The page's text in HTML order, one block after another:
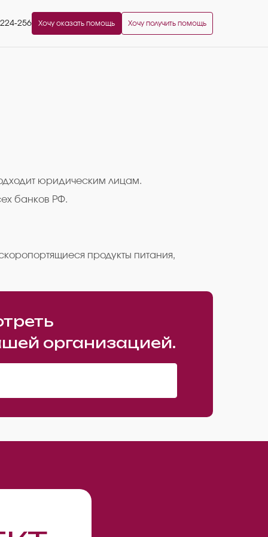
256 Хочу оказать помощь Хочу получить помощь
юридическим лицам.
банков РФ.
продукты питания,
организацией.